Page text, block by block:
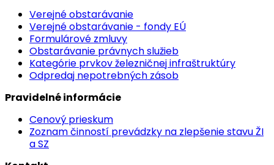
Verejné obstarávanie
Verejné obstarávanie - fondy EÚ
Formulárové zmluvy
Obstarávanie právnych služieb
Kategórie prvkov železničnej infraštruktúry
Odpredaj nepotrebných zásob
Pravidelné informácie
Cenový prieskum
Zoznam činností prevádzky na zlepšenie stavu ŽI
a SZ